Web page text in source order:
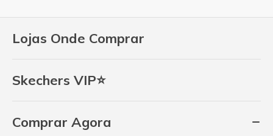
Lojas Onde Comprar
Skechers VIP⭐
Comprar Agora